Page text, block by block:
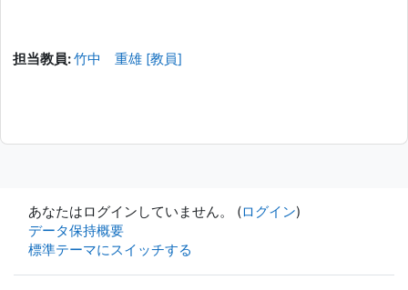
担当教員:竹中 重雄 [教員]
あなたはログインしていません。 (ログイン)
データ保持概要
標準テーマにスイッチする